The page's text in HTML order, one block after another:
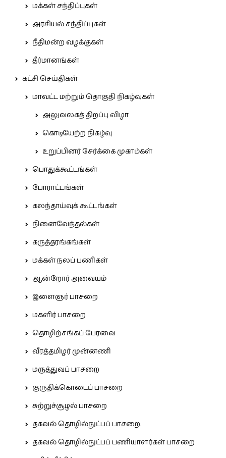
மக்கள் சந்திப்புகள்
அரசியல் சந்திப்புகள்
நீதிமன்ற வழக்குகள்
தீர்மானங்கள்
கட்சி செய்திகள்
மாவட்ட மற்றும் தொகுதி நிகழ்வுகள்
அலுவலகத் திறப்பு விழா
கொடியேற்ற நிகழ்வு
உறுப்பினர் சேர்க்கை முகாம்கள்
பொதுக்கூட்டங்கள்
போராட்டங்கள்
கலந்தாய்வுக் கூட்டங்கள்
நினைவேந்தல்கள்
கருத்தரங்கங்கள்
மக்கள் நலப் பணிகள்
ஆன்றோர் அவையம்
இளைஞர் பாசறை
மகளிர் பாசறை
தொழிற்சங்கப் பேரவை
வீரத்தமிழர் முன்னணி
மருத்துவப் பாசறை
குருதிக்கொடைப் பாசறை
சுற்றுச்சூழல் பாசறை
தகவல் தொழில்நுட்பப் பாசறை.
தகவல் தொழில்நுட்பப் பணியாளர்கள் பாசறை